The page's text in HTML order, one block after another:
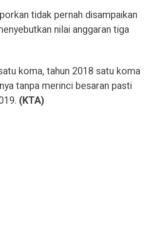
tidak pernah disampaikan
nilai anggaran tiga
koma, tahun 2018 satu koma
tanpa merinci besaran pasti
(KTA)